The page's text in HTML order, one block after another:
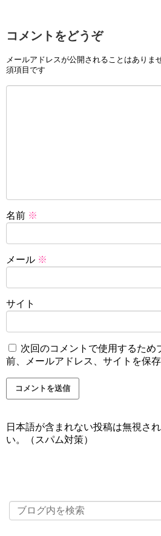
コメントをどうぞ
メールアドレスが公開されることはありま
須項目です
名前 ※
メール ※
サイト
次回のコメントで使用するため
前、メールアドレス、サイトを保存
日本語が含まれない投稿は無視さ
い。（スパム対策）